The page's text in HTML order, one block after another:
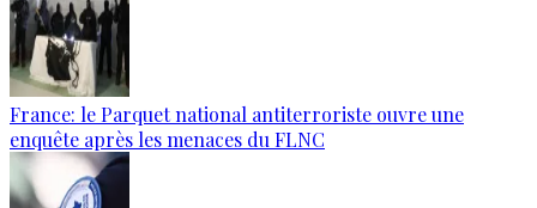
France: le Parquet national antiterroriste ouvre une
enquête après les menaces du FLNC